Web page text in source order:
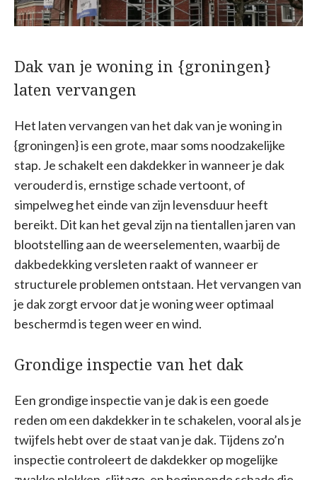
Dak van je woning in {groningen}
laten vervangen
Het laten vervangen van het dak van je woning in
{groningen} is een grote, maar soms noodzakelijke
stap. Je schakelt een dakdekker in wanneer je dak
verouderd is, ernstige schade vertoont, of
simpelweg het einde van zijn levensduur heeft
bereikt. Dit kan het geval zijn na tientallen jaren van
blootstelling aan de weerselementen, waarbij de
dakbedekking versleten raakt of wanneer er
structurele problemen ontstaan. Het vervangen van
je dak zorgt ervoor dat je woning weer optimaal
beschermd is tegen weer en wind.
Grondige inspectie van het dak
Een grondige inspectie van je dak is een goede
reden om een dakdekker in te schakelen, vooral als je
twijfels hebt over de staat van je dak. Tijdens zo’n
inspectie controleert de dakdekker op mogelijke